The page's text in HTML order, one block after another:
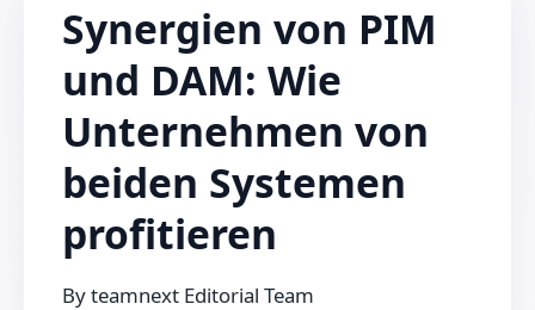
Synergien von PIM
und DAM: Wie
Unternehmen von
beiden Systemen
profitieren
Byteamnext Editorial Team